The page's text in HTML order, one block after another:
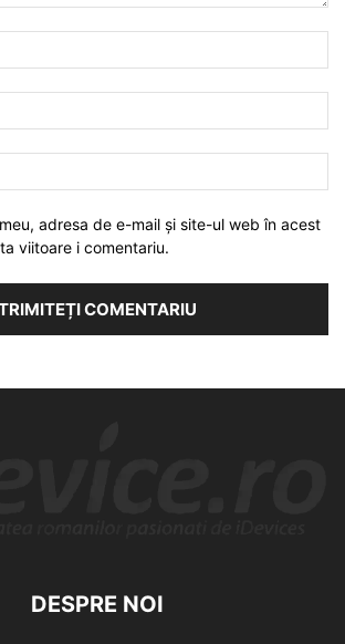
adresa de e-mail și site-ul web în acest
viitoare i comentariu.
DESPRE NOI